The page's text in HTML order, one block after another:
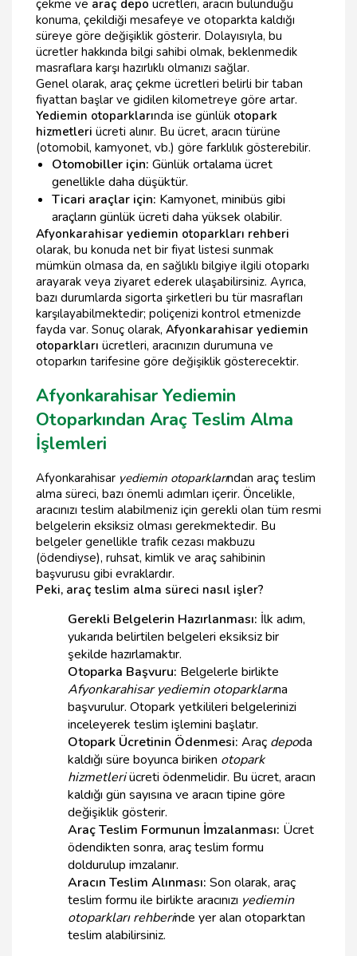
çekme ve araç depo ücretleri, aracın bulunduğu
konuma, çekildiği mesafeye ve otoparkta kaldığı
süreye göre değişiklik gösterir. Dolayısıyla, bu
ücretler hakkında bilgi sahibi olmak, beklenmedik
masraflara karşı hazırlıklı olmanızı sağlar.
Genel olarak, araç çekme ücretleri belirli bir taban
fiyattan başlar ve gidilen kilometreye göre artar.
Yediemin otoparklarında ise günlük otopark
hizmetleri ücreti alınır. Bu ücret, aracın türüne
(otomobil, kamyonet, vb.) göre farklılık gösterebilir.
Otomobiller için: Günlük ortalama ücret
genellikle daha düşüktür.
Ticari araçlar için: Kamyonet, minibüs gibi
araçların günlük ücreti daha yüksek olabilir.
Afyonkarahisar yediemin otoparkları rehberi
olarak, bu konuda net bir fiyat listesi sunmak
mümkün olmasa da, en sağlıklı bilgiye ilgili otoparkı
arayarak veya ziyaret ederek ulaşabilirsiniz. Ayrıca,
bazı durumlarda sigorta şirketleri bu tür masrafları
karşılayabilmektedir; poliçenizi kontrol etmenizde
fayda var. Sonuç olarak, Afyonkarahisar yediemin
otoparkları ücretleri, aracınızın durumuna ve
otoparkın tarifesine göre değişiklik gösterecektir.
Afyonkarahisar Yediemin
Otoparkından Araç Teslim Alma
İşlemleri
Afyonkarahisar yediemin otoparklarından araç teslim
alma süreci, bazı önemli adımları içerir. Öncelikle,
aracınızı teslim alabilmeniz için gerekli olan tüm resmi
belgelerin eksiksiz olması gerekmektedir. Bu
belgeler genellikle trafik cezası makbuzu
(ödendiyse), ruhsat, kimlik ve araç sahibinin
başvurusu gibi evraklardır.
Peki, araç teslim alma süreci nasıl işler?
Gerekli Belgelerin Hazırlanması: İlk adım,
yukarıda belirtilen belgeleri eksiksiz bir
şekilde hazırlamaktır.
Otoparka Başvuru: Belgelerle birlikte
Afyonkarahisar yediemin otoparklarına
başvurulur. Otopark yetkilileri belgelerinizi
inceleyerek teslim işlemini başlatır.
Otopark Ücretinin Ödenmesi: Araç depoda
kaldığı süre boyunca biriken otopark
hizmetleriücreti ödenmelidir. Bu ücret, aracın
kaldığı gün sayısına ve aracın tipine göre
değişiklik gösterir.
Araç Teslim Formunun İmzalanması: Ücret
ödendikten sonra, araç teslim formu
doldurulup imzalanır.
Aracın Teslim Alınması: Son olarak, araç
teslim formu ile birlikte aracınızı yediemin
otoparkları rehberinde yer alan otoparktan
teslim alabilirsiniz.